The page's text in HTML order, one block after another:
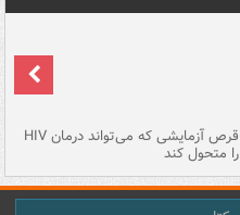
قرص آزمایشی که می‌تواند درمان HIV
را متحول کند